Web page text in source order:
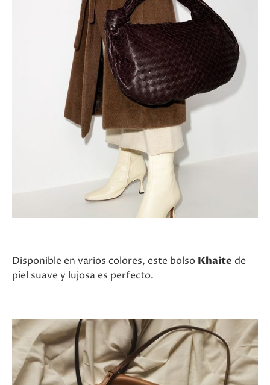
Disponible en varios colores, este bolso Khaite de
piel suave y lujosa es perfecto.